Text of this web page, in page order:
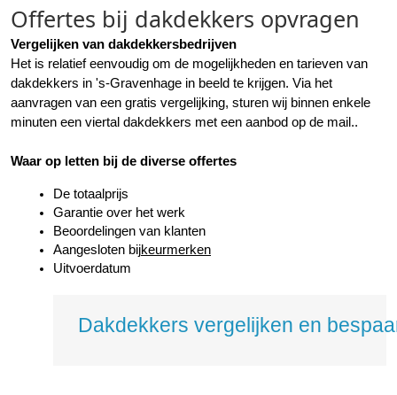
Offertes bij dakdekkers opvragen
Vergelijken van dakdekkersbedrijven
Het is relatief eenvoudig om de mogelijkheden en tarieven van
dakdekkers in 's-Gravenhage in beeld te krijgen. Via het
aanvragen van een gratis vergelijking, sturen wij binnen enkele
minuten een viertal dakdekkers met een aanbod op de mail..
Waar op letten bij de diverse offertes
De totaalprijs
Garantie over het werk
Beoordelingen van klanten
Aangesloten bijkeurmerken
Uitvoerdatum
Dakdekkers vergelijken en